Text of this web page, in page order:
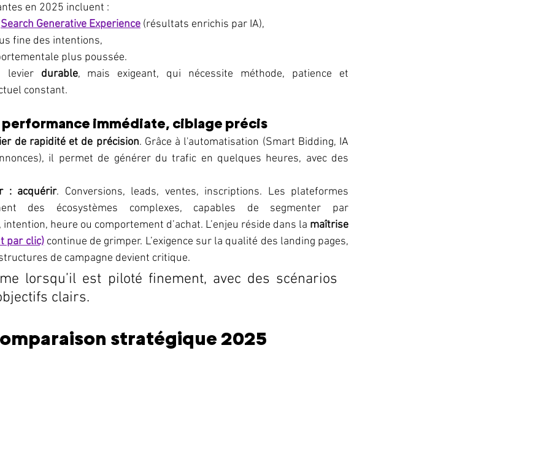
en 2025 incluent :
Search Generative Experience (résultats enrichis par IA),
fine des intentions,
plus poussée.
levier durable, mais exigeant, qui nécessite méthode, patience et
constant.
: performance immédiate, ciblage précis
de rapidité et de précision. Grâce à l'automatisation (Smart Bidding, IA
il permet de générer du trafic en quelques heures, avec des
: acquérir. Conversions, leads, ventes, inscriptions. Les plateformes
des écosystèmes complexes, capables de segmenter par
heure ou comportement d’achat. L’enjeu réside dans la maîtrise
par clic) continue de grimper. L’exigence sur la qualité des landing pages,
de campagne devient critique.
lorsqu’il est piloté finement, avec des scénarios
clairs.
stratégique 2025